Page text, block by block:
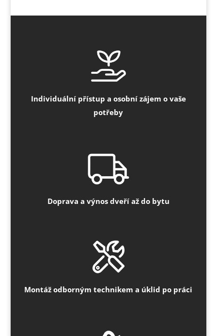
Individuální přístup a osobní zájem o vaše
potřeby
Doprava a výnos dveří až do bytu
Montáž odborným technikem a úklid po práci